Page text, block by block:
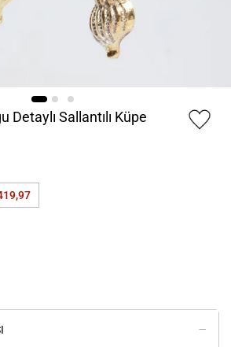
Detaylı Sallantılı Küpe